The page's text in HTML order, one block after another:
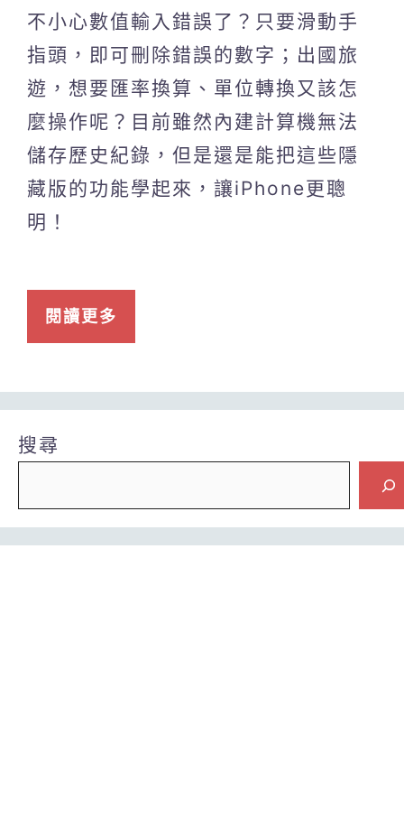
不小心數值輸入錯誤了？只要滑動手
指頭，即可刪除錯誤的數字；出國旅
遊，想要匯率換算、單位轉換又該怎
麼操作呢？目前雖然內建計算機無法
儲存歷史紀錄，但是還是能把這些隱
藏版的功能學起來，讓iPhone更聰
明！
閱讀更多
搜尋